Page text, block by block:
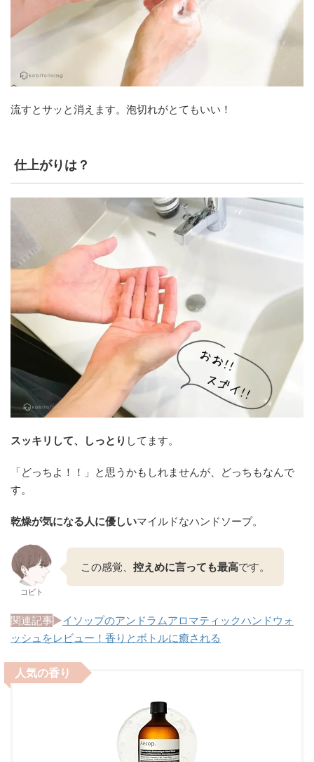
流すとサッと消えます。泡切れがとてもいい！
仕上がりは？
スッキリして、しっとり してます。
「どっちよ！！」と思うかもしれませんが、どっちもなんで
す。
乾燥が気になる人に優しいマイルドなハンドソープ。
コビト
この感覚、 控えめに言っても最高です。
関連記事▶︎イソップのアンドラムアロマティックハンドウォ
ッシュをレビュー！香りとボトルに癒される
人気の香り